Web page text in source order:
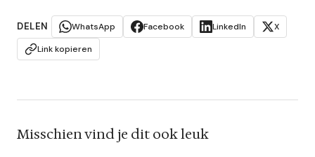
DELEN WhatsApp Facebook LinkedIn
X
Link kopieren
Misschien vind je dit ook leuk